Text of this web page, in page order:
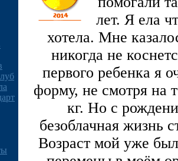
лет. Я ела
хотела. Мне
никогда не
первого ребенка я
форму, не смотря на
кг. Но с
безоблачная жизнь
Возраст мой уже